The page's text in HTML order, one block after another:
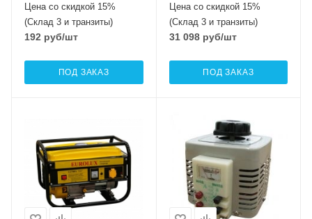
Цена со скидкой 15%
(Склад 3 и транзиты)
192 руб/шт
ПОД ЗАКАЗ
Цена со скидкой 15%
(Склад 3 и транзиты)
31 098руб/шт
ПОД ЗАКАЗ